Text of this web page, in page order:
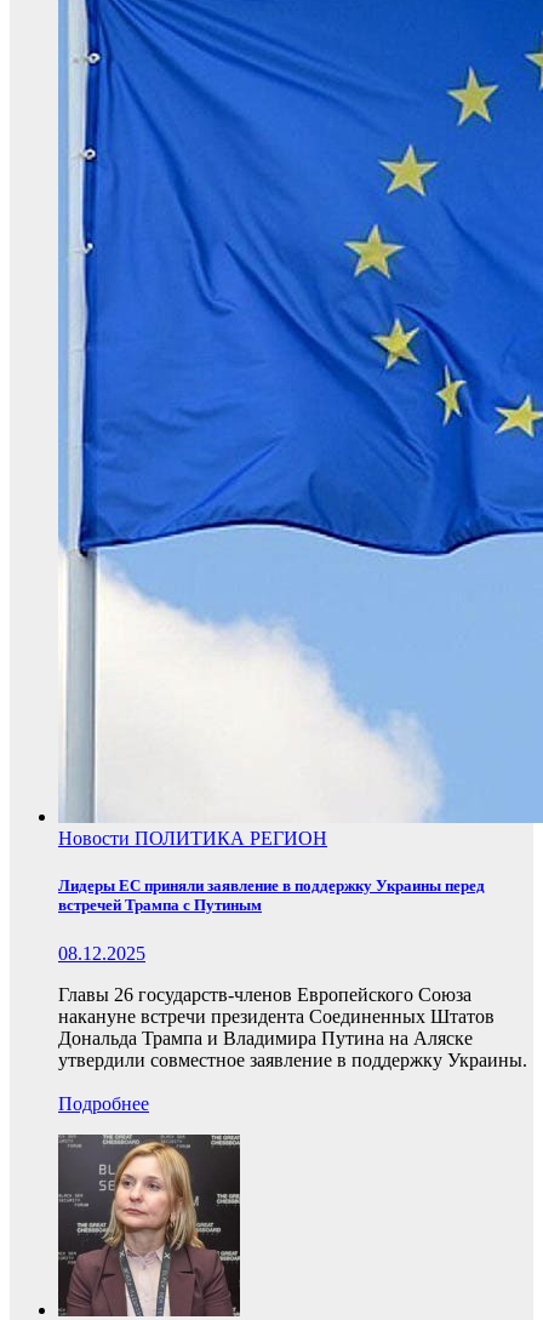
Новости ПОЛИТИКА РЕГИОН
Лидеры ЕС приняли заявление в поддержку Украины перед
встречей Трампа с Путиным
08.12.2025
Главы 26 государств-членов Европейского Союза
накануне встречи президента Соединенных Штатов
Дональда Трампа и Владимира Путина на Аляске
утвердили совместное заявление в поддержку Украины.
Подробнее